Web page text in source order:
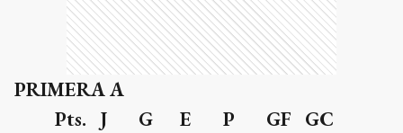
PRIMERA A
Pts. J G E P GF GC